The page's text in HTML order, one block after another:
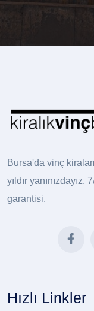
Bursa'da vinç
yıldır
garantisi.
Hızlı Linkler